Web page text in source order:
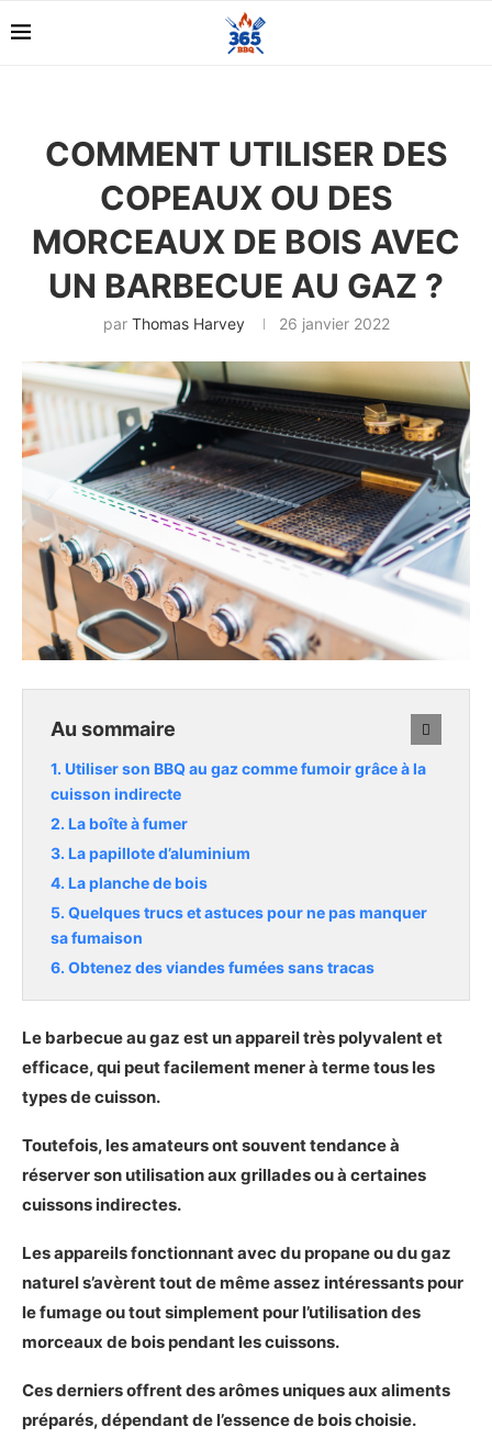
COMMENT UTILISER DES
COPEAUX OU DES
MORCEAUX DE BOIS AVEC
UN BARBECUE AU GAZ ?
par Thomas Harvey 26 janvier 2022
Au sommaire
Utiliser son BBQ au gaz comme fumoir grâce à la
cuisson indirecte
La boîte à fumer
La papillote d’aluminium
La planche de bois
Quelques trucs et astuces pour ne pas manquer
sa fumaison
Obtenez des viandes fumées sans tracas
Le barbecue au gaz est un appareil très polyvalent et
efficace, qui peut facilement mener à terme tous les
types de cuisson.
Toutefois, les amateurs ont souvent tendance à
réserver son utilisation aux grillades ou à certaines
cuissons indirectes.
Les appareils fonctionnant avec du propane ou du gaz
naturel s’avèrent tout de même assez intéressants pour
le fumage ou tout simplement pour l’utilisation des
morceaux de bois pendant les cuissons.
Ces derniers offrent des arômes uniques aux aliments
préparés, dépendant de l’essence de bois choisie.